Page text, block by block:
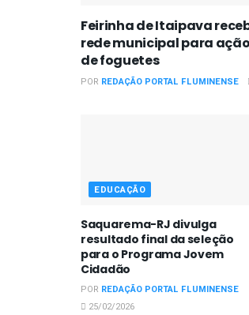
Feirinha de Itaipava
rede municipal para
de foguetes
POR REDAÇÃO PORTAL FLUMINENSE
EDUCAÇÃO
Saquarema-RJ divulga
resultado final da seleção
para o Programa Jovem
Cidadão
POR REDAÇÃO PORTAL FLUMINENSE
25/02/2026